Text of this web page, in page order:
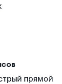
прямой